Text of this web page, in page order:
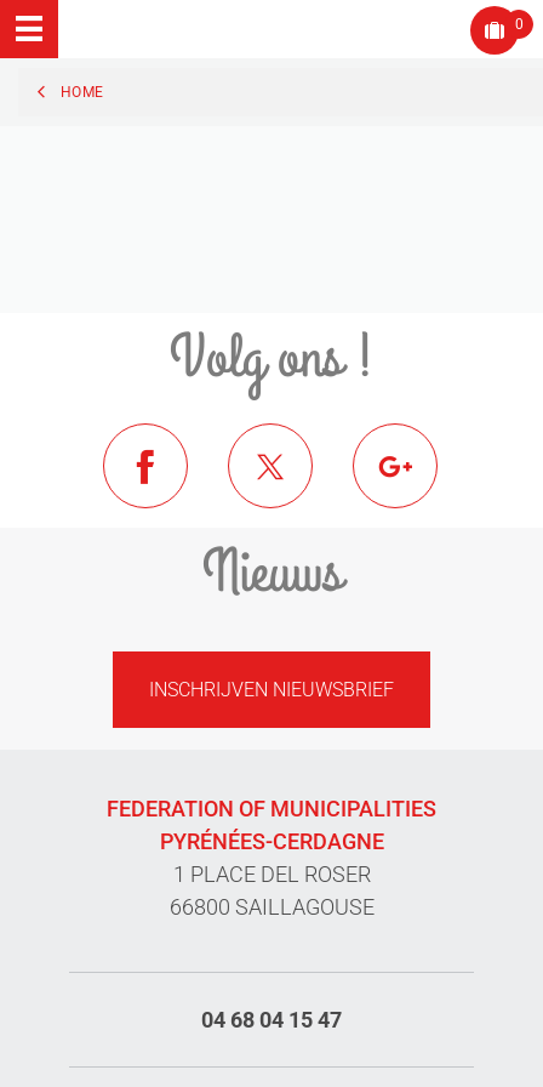
0
HOME
Volg ons !
Nieuws
INSCHRIJVEN NIEUWSBRIEF
FEDERATION OF MUNICIPALITIES
PYRÉNÉES-CERDAGNE
1 PLACE DEL ROSER
66800 SAILLAGOUSE
04 68 04 15 47